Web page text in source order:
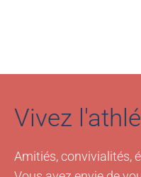
Vivez
Amitiés, convivialités,